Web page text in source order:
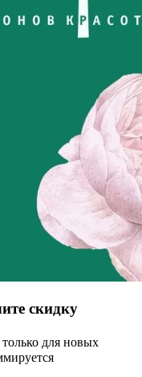
скидку
для новых